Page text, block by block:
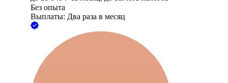
Без опыта
Выплаты: Два раза в месяц